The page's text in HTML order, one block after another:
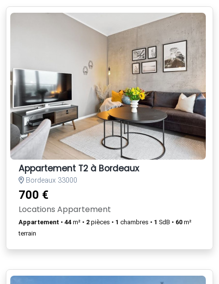
Appartement T2 à Bordeaux
Bordeaux 33000
700 €
Locations Appartement
Appartement • 44 m² • 2 pièces • 1 chambres • 1 SdB • 60 m²
terrain